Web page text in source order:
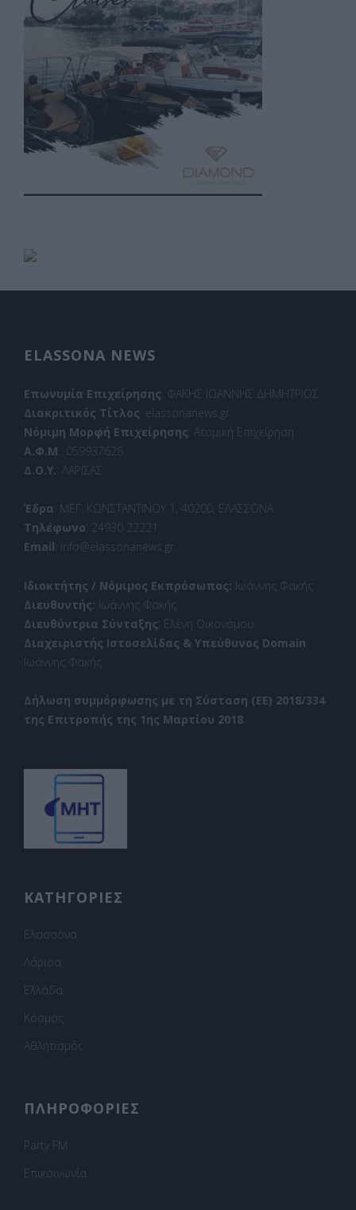
ELASSONA NEWS
Επωνυμία Επιχείρησης: ΦΑΚΗΣ ΙΩΑΝΝΗΣ ΔΗΜΗΤΡΙΟΣ
Διακριτικός Τίτλος: elassonanews.gr
Νόμιμη Μορφή Επιχείρησης: Ατομική Επιχείρηση
Α.Φ.Μ .: 059937628
Δ.Ο.Υ.: ΛΑΡΙΣΑΣ
Έδρα: ΜΕΓ. ΚΩΝΣΤΑΝΤΙΝΟΥ 1, 40200, ΕΛΑΣΣΟΝΑ
Τηλέφωνο: 24930 22221
Email: info@elassonanews.gr
Ιδιοκτήτης / Νόμιμος Εκπρόσωπος: Ιωάννης Φακής
Διευθυντής: Ιωάννης Φακής
Διευθύντρια Σύνταξης: Ελένη Οικονόμου
Διαχειριστής Ιστοσελίδας & Υπεύθυνος Domain:
Ιωάννης Φακής
Δήλωση συμμόρφωσης με τη Σύσταση (ΕΕ) 2018/334
της Επιτροπής της 1ης Μαρτίου 2018
ΚΑΤΗΓΟΡΙΕΣ
Ελασσόνα
Λάρισα
Ελλάδα
Κόσμος
Αθλητισμός
ΠΛΗΡΟΦΟΡΙΕΣ
Party FM
Επικοινωνία